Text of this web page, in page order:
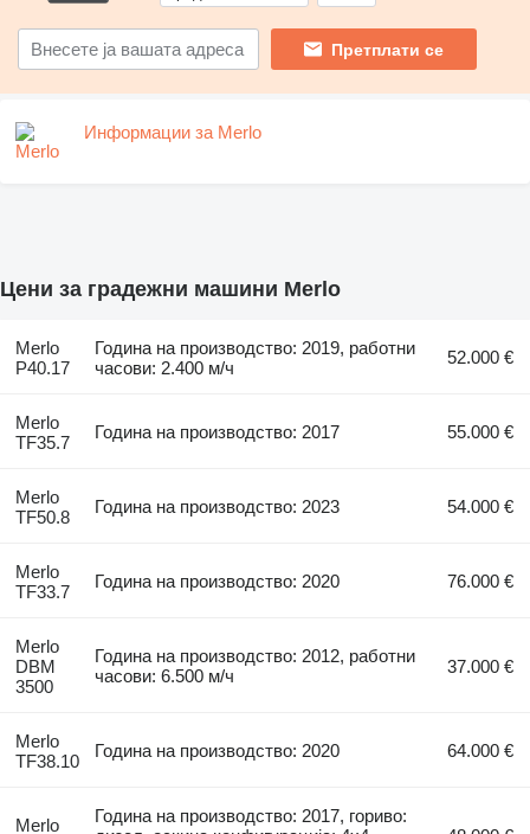
Претплати се
Информации за Merlo
Цени за градежни машини Merlo
Merlo
P40.17
Година на производство: 2019, работни
часови: 2.400 м/ч
52.000 €
Merlo
TF35.7
Година на производство: 2017 55.000 €
Merlo
TF50.8
Година на производство: 2023 54.000 €
Merlo
TF33.7
Година на производство: 2020 76.000 €
Merlo
DBM
3500
Година на производство: 2012, работни
часови: 6.500 м/ч
37.000 €
Merlo
TF38.10
Година на производство: 2020 64.000 €
Merlo
Година на производство: 2017, гориво: